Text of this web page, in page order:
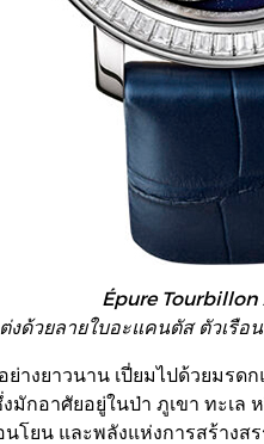
Épure
งด้วยลายใบอะแคนตัส ตัวเรือ
างยาวนาน เปี่ยมไปด้วยม
กอาศัยอยู่ในป่า ภูเขา ทะเ
นโยน และพลังแห่งการสร้า